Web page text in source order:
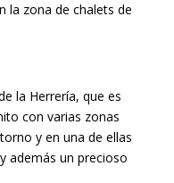
la zona de chalets de
la Herrería, que es
con varias zonas
y en una de ellas
además un precioso